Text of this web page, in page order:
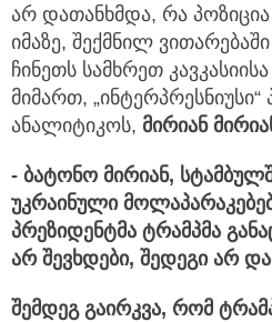
არ დათანხმდა, რა პოზიცია
იმაზე, შექმნილ
ჩინეთს სამხრეთ
მიმართ,
ანალიტიკოს, მირიან
- ბატონო მირიან,
უკრაინული
პრეზიდენტმა ტრამპმა
არ შევხდები, შედეგი არ
შემდეგ გაირკვა, რომ